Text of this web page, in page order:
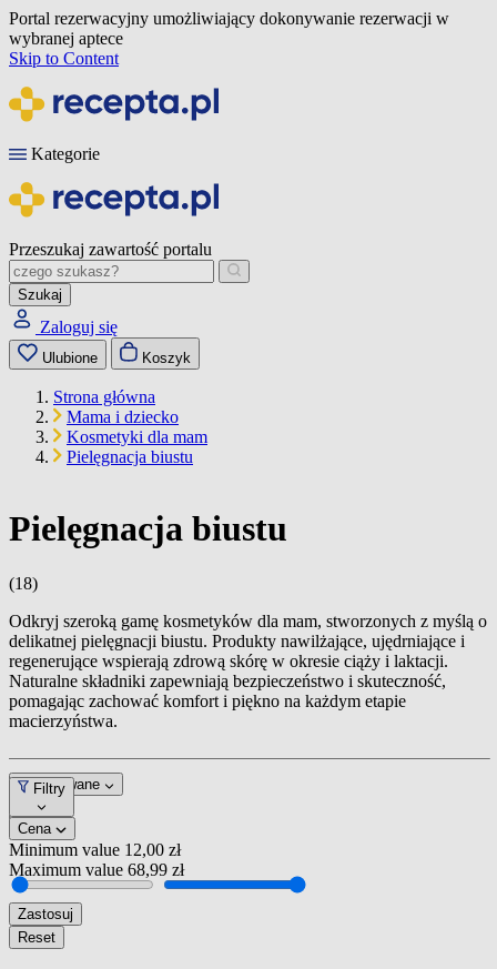
Portal rezerwacyjny umożliwiający dokonywanie rezerwacji w
wybranej aptece
Skip to Content
Kategorie
Przeszukaj zawartość portalu
Szukaj
Zaloguj się
Ulubione Koszyk
Strona główna
Mama i dziecko
Kosmetyki dla mam
Pielęgnacja biustu
Pielęgnacja biustu
(18)
Odkryj szeroką gamę kosmetyków dla mam, stworzonych z myślą o
delikatnej pielęgnacji biustu. Produkty nawilżające, ujędrniające i
regenerujące wspierają zdrową skórę w okresie ciąży i laktacji.
Naturalne składniki zapewniają bezpieczeństwo i skuteczność,
pomagając zachować komfort i piękno na każdym etapie
macierzyństwa.
Dopasowane
Filtry
Cena
Minimum value 12,00 zł
Maximum value 68,99 zł
Zastosuj
Reset